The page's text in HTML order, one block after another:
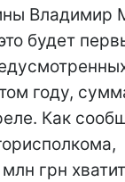
Владимир
будет
году,
Как
грн